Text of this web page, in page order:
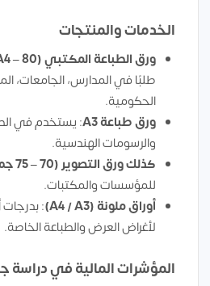
الخدمات والمنتجات
ورق الطباعة المكتبي (A4 – 80 جم/م²)
طلبًا في المدارس، الجامعات،
الحكومية.
ورق طباعة A3
: يستخدم في
والرسومات الهندسية.
كذلك ورق التصوير (70 – 75 جم/م²)
للمؤسسات والمكتبات.
أوراق ملونة (A4 / A3)
: بدرجات
لأغراض العرض والطباعة الخاصة.
المؤشرات المالية في